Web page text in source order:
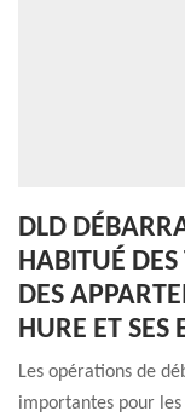
DLD
HABITUÉ
DES
HURE ET SES
Les opérations de
importantes pour